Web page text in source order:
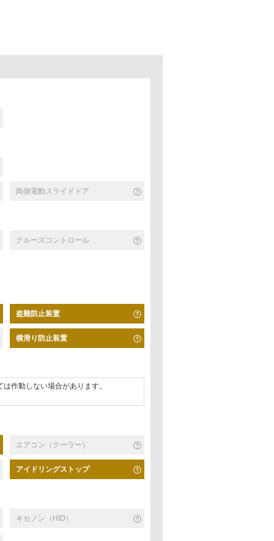
両側電動スライドドア
クルーズコントロール
盗難防止装置
横滑り防止装置
作動しない場合があります。
エアコン（クーラー）
アイドリングストップ
キセノン（HID）